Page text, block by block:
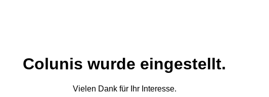
Colunis wurde eingestellt.
Vielen Dank für Ihr Interesse.